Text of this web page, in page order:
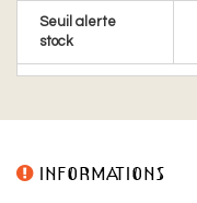
Seuil alerte
stock
INFORMATIONS